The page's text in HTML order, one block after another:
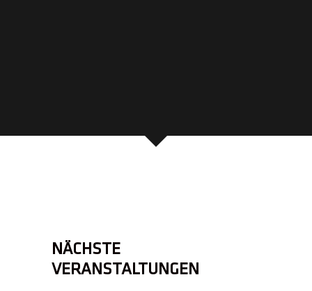
NÄCHSTE
VERANSTALTUNGEN